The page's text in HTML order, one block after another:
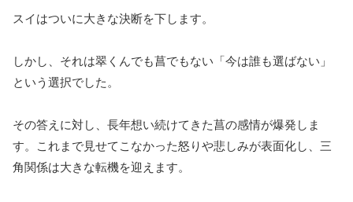
スイはついに大きな決断を下します。
しかし、それは翠くんでも菖でもない「今は誰も選ばない」
という選択でした。
その答えに対し、長年想い続けてきた菖の感情が爆発しま
す。これまで見せてこなかった怒りや悲しみが表面化し、三
角関係は大きな転機を迎えます。